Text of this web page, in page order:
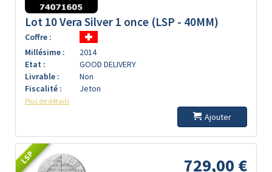
Lot 10 Vera Silver 1 once (LSP - 40MM)
Coffre :
Millésime :
2014
Etat :
GOOD DELIVERY
Livrable :
Non
Fiscalité :
Jeton
Plus de détails
Ajouter
LSP 729,00 €